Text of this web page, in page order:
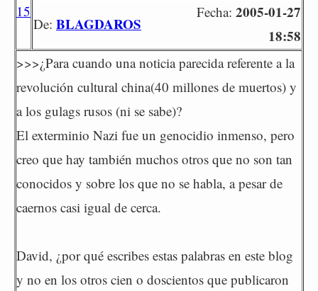
15
De: BLAGDAROS
Fecha: 2005-01-27
18:58
>>>¿Para cuando una noticia parecida referente a la
revolución cultural china(40 millones de muertos) y
a los gulags rusos (ni se sabe)?
El exterminio Nazi fue un genocidio inmenso, pero
creo que hay también muchos otros que no son tan
conocidos y sobre los que no se habla, a pesar de
caernos casi igual de cerca.
David, ¿por qué escribes estas palabras en este blog
y no en los otros cien o doscientos que publicaron